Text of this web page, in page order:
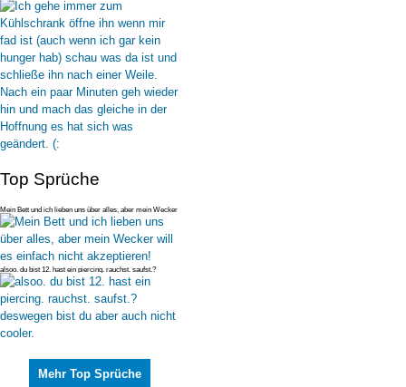
(auch wenn ich
Top Sprüche
Mein Bett und ich lieben uns über alles, aber mein Wecker
will es einfac
alsoo. du bist 12. hast ein piercing. rauchst. saufst.?
deswegen bist du
Mehr Top Sprüche